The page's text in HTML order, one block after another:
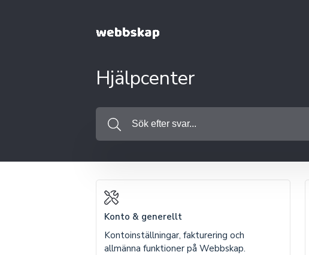
Hjälpcenter
Konto & generellt
Kontoinställningar, fakturering och
allmänna funktioner på Webbskap.